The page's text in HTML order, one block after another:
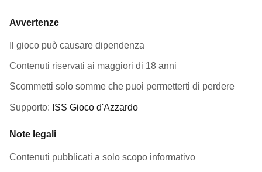
Avvertenze
Il gioco può causare dipendenza
Contenuti riservati ai maggiori di 18 anni
Scommetti solo somme che puoi permetterti di perdere
Supporto: ISS Gioco d'Azzardo
Note legali
Contenuti pubblicati a solo scopo informativo